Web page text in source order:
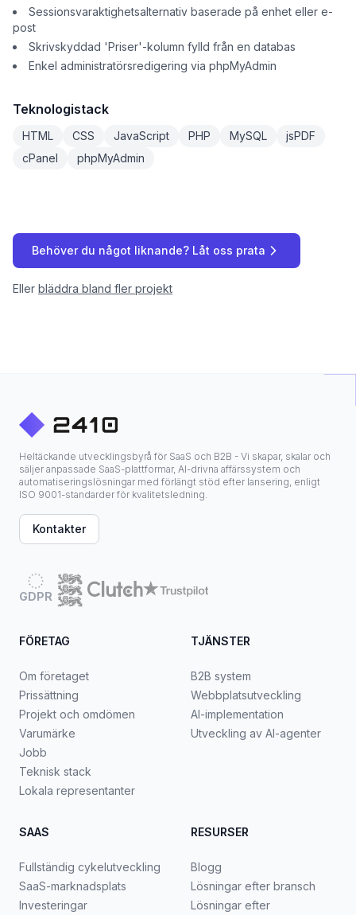
Sessionsvaraktighetsalternativ baserade på enhet eller e-
post
Skrivskyddad 'Priser'-kolumn fylld från en databas
Enkel administratörsredigering via phpMyAdmin
Teknologistack
HTML CSS JavaScript PHP MySQL
jsPDF
cPanel
phpMyAdmin
Behöver du något liknande? Låt oss prata
Eller bläddra bland fler projekt
Heltäckande utvecklingsbyrå för SaaS och B2B - Vi skapar, skalar och
säljer anpassade SaaS-plattformar, AI-drivna affärssystem och
automatiseringslösningar med förlängt stöd efter lansering, enligt
ISO 9001-standarder för kvalitetsledning.
Kontakter
GDPR
FÖRETAG
Om företaget
Prissättning
Projekt och omdömen
Varumärke
Jobb
Teknisk stack
Lokala representanter
TJÄNSTER
B2B system
Webbplatsutveckling
AI-implementation
Utveckling av AI-agenter
SAAS
Fullständig cykelutveckling
SaaS-marknadsplats
Investeringar
RESURSER
Blogg
Lösningar efter bransch
Lösningar efter